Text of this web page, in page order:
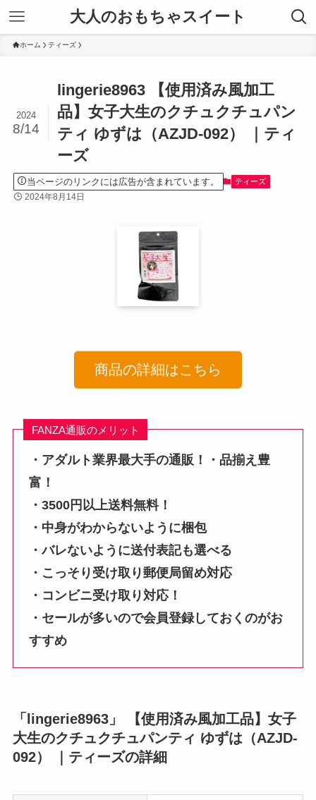
大人のおもちゃスイート
ホーム ティーズ
lingerie8963 【使用済み風加工
品】女子大生のクチュクチュパン
ティ ゆずは（AZJD-092） ｜ティ
ーズ
2024
8/14
当ページのリンクには広告が含まれています。 ティーズ
2024年8月14日
商品の詳細はこちら
FANZA通販のメリット
・アダルト業界最大手の通販！・品揃え豊
富！
・3500円以上送料無料！
・中身がわからないように梱包
・バレないように送付表記も選べる
・こっそり受け取り郵便局留め対応
・コンビニ受け取り対応！
・セールが多いので会員登録しておくのがお
すすめ
「lingerie8963」 【使用済み風加工品】女子
大生のクチュクチュパンティ ゆずは（AZJD-
092） ｜ティーズの詳細